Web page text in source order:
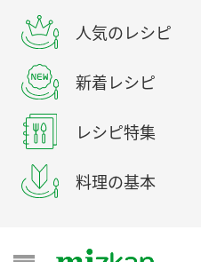
人気のレシピ
新着レシピ
レシピ特集
料理の基本